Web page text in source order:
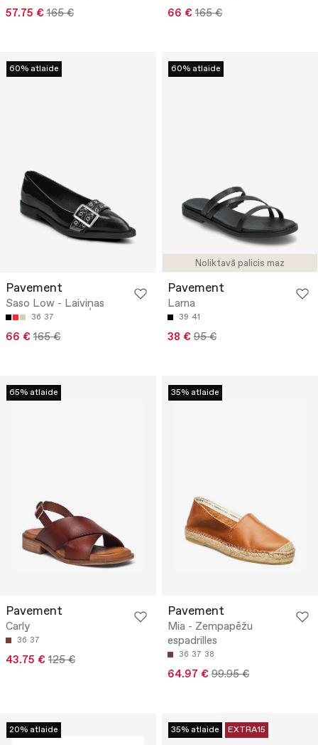
57.75 € 165 € 66 € 165 €
60% atlaide
Pavement
Saso Low - Laiviņas
36 37
66 € 165 €
Noliktavā palicis maz
60% atlaide
Pavement
Larna
39 41
38 € 95 €
65% atlaide
Pavement
Carly
36 37
43.75 € 125 €
35% atlaide
Pavement
Mia - Zempapēžu
espadrilles
36 37 38
64.97 € 99.95 €
20% atlaide 35% atlaide EXTRA15